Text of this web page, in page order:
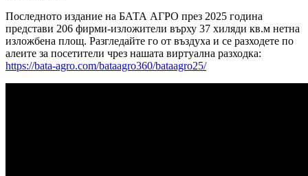
Последното издание на БАТА АГРО през 2025 година
представи 206 фирми-изложители върху 37 хиляди кв.м нетна
изложбена площ. Разгледайте го от въздуха и се разходете по
алеите за посетители чрез нашата виртуална разходка:
https://bata-agro.com/bataagro360/bataagro25/